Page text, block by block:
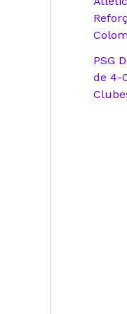
PSG
de 4-